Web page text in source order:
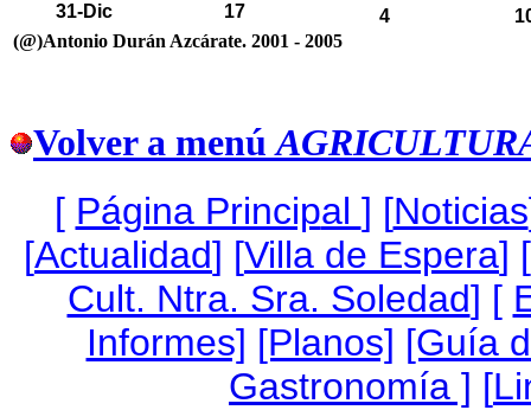
31-Dic
17 4
(@)Antonio Durán Azcárate. 2001 - 2005
Volver a menú
[ Página Principal ] [Noticias
[Actualidad] [Villa de Espera] [
Cult. Ntra. Sra. Soledad] [
Informes] [Planos] [Guía
Gastronomía ] [